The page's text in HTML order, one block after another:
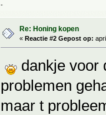
-
Re: Honing kopen
« Reactie #2 Gepost op:
dankje voor
problemen
maar t